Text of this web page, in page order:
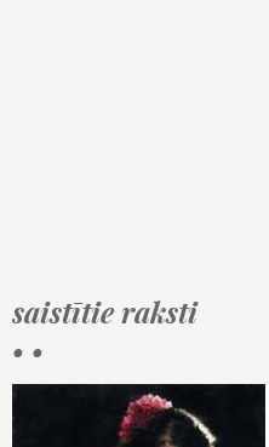
saistītie raksti
• •